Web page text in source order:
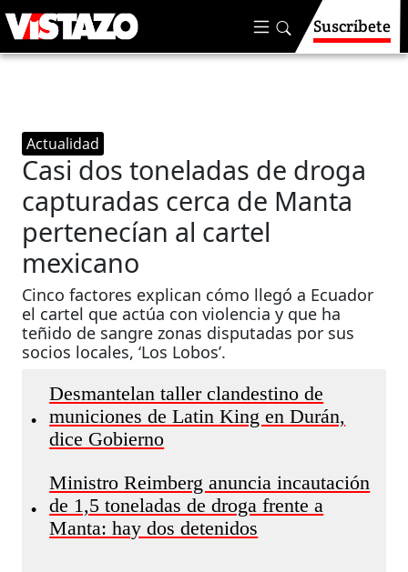
Suscríbete
Actualidad
Casi dos toneladas de droga
capturadas cerca de Manta
pertenecían al cartel
mexicano
Cinco factores explican cómo llegó a Ecuador
el cartel que actúa con violencia y que ha
teñido de sangre zonas disputadas por sus
socios locales, ‘Los Lobos’.
•
Desmantelan taller clandestino de
municiones de Latin King en Durán,
dice Gobierno
•
Ministro Reimberg anuncia incautación
de 1,5 toneladas de droga frente a
Manta: hay dos detenidos